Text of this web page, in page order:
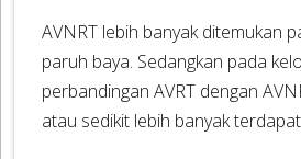
AVNRT lebih banyak ditemukan
paruh baya. Sedangkan pada
perbandingan AVRT dengan
atau sedikit lebih banyak terdapat